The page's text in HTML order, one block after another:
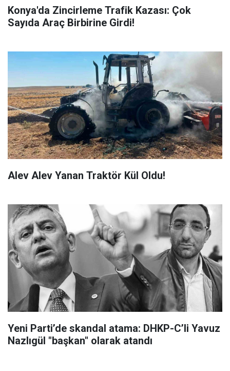
Konya'da Zincirleme Trafik Kazası: Çok
Sayıda Araç Birbirine Girdi!
Alev Alev Yanan Traktör Kül Oldu!
Yeni Parti’de skandal atama: DHKP-C’li Yavuz
Nazlıgül "başkan" olarak atandı